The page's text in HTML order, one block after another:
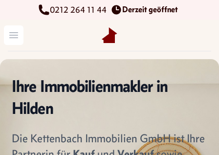
0212 264 11 44 Derzeit geöffnet
Menü öffnen Kettenbach Immobilien GmbH
Ihre Immobilienmakler in
Hilden
Die Kettenbach Immobilien GmbH ist Ihre